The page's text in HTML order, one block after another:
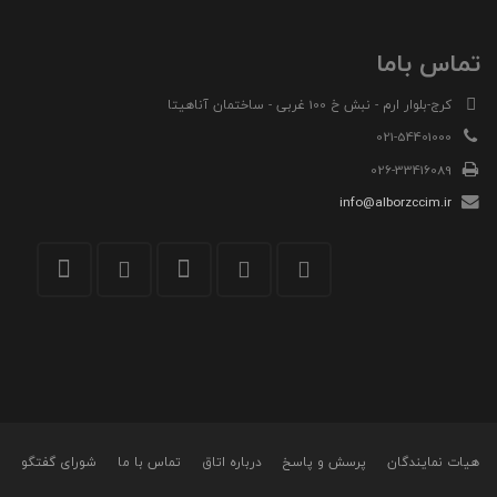
تماس باما
کرج-بلوار ارم - نبش خ 100 غربی - ساختمان آناهیتا
021-54401000
026-33416089
info@alborzccim.ir
هیات نمایندگان پرسش و پاسخ درباره اتاق تماس با ما شورای گفتگو